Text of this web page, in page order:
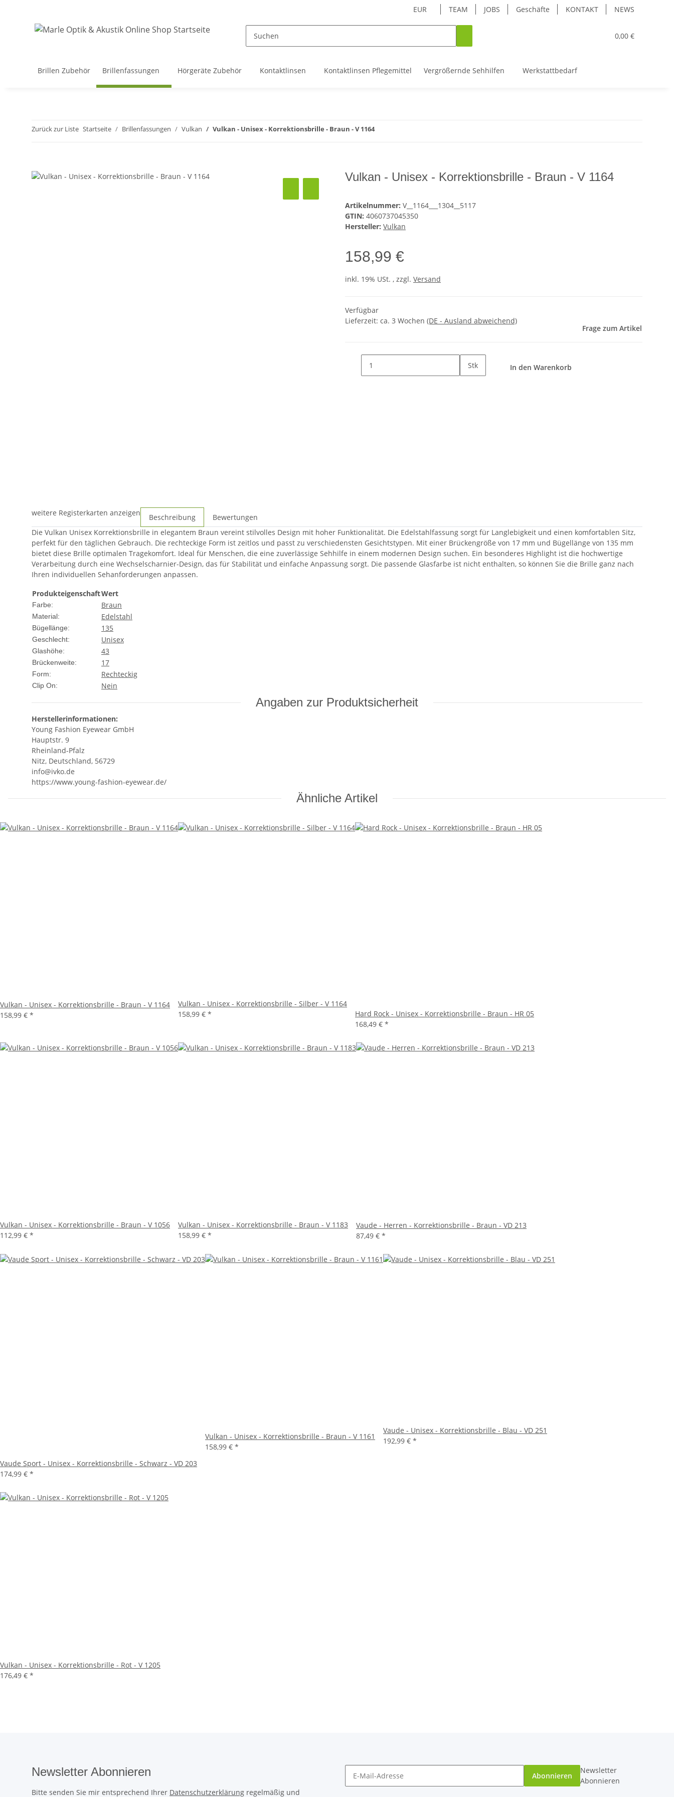
EUR TEAM JOBS Geschäfte KONTAKT NEWS
0,00 €
Brillen Zubehör Brillenfassungen Hörgeräte Zubehör Kontaktlinsen Kontaktlinsen Pflegemittel Vergrößernde Sehhilfen Werkstattbedarf
Zurück zur Liste Startseite Brillenfassungen Vulkan Vulkan - Unisex - Korrektionsbrille - Braun - V 1164
Vulkan - Unisex - Korrektionsbrille - Braun - V 1164
Artikelnummer: V__1164___1304__5117
GTIN: 4060737045350
Hersteller: Vulkan
158,99 €
inkl. 19% USt. , zzgl. Versand
Verfügbar
Lieferzeit: ca. 3 Wochen (DE - Ausland abweichend)
Frage zum Artikel
Stk In den Warenkorb
weitere Registerkarten anzeigen Beschreibung
Bewertungen
Die Vulkan Unisex Korrektionsbrille in elegantem Braun vereint stilvolles Design mit hoher Funktionalität. Die Edelstahlfassung sorgt für Langlebigkeit und einen komfortablen Sitz,
perfekt für den täglichen Gebrauch. Die rechteckige Form ist zeitlos und passt zu verschiedensten Gesichtstypen. Mit einer Brückengröße von 17 mm und Bügellänge von 135 mm
bietet diese Brille optimalen Tragekomfort. Ideal für Menschen, die eine zuverlässige Sehhilfe in einem modernen Design suchen. Ein besonderes Highlight ist die hochwertige
Verarbeitung durch eine Wechselscharnier-Design, das für Stabilität und einfache Anpassung sorgt. Die passende Glasfarbe ist nicht enthalten, so können Sie die Brille ganz nach
Ihren individuellen Sehanforderungen anpassen.
ProdukteigenschaftWert
Farbe: Braun
Material: Edelstahl
Bügellänge: 135
Geschlecht: Unisex
Glashöhe: 43
Brückenweite: 17
Form: Rechteckig
Clip On: Nein
Angaben zur Produktsicherheit
Herstellerinformationen:
Young Fashion Eyewear GmbH
Hauptstr. 9
Rheinland-Pfalz
Nitz, Deutschland, 56729
info@ivko.de
https://www.young-fashion-eyewear.de/
Ähnliche Artikel
Vulkan - Unisex - Korrektionsbrille - Braun - V 1164
158,99 € *
Vulkan - Unisex - Korrektionsbrille - Silber - V 1164
158,99 € *
Hard Rock - Unisex - Korrektionsbrille - Braun - HR 05
168,49 € *
Vulkan - Unisex - Korrektionsbrille - Braun - V 1056
112,99 € *
Vulkan - Unisex - Korrektionsbrille - Braun - V 1183
158,99 € *
Vaude - Herren - Korrektionsbrille - Braun - VD 213
87,49 € *
Vaude Sport - Unisex - Korrektionsbrille - Schwarz - VD 203
174,99 € *
Vulkan - Unisex - Korrektionsbrille - Braun - V 1161
158,99 € *
Vaude - Unisex - Korrektionsbrille - Blau - VD 251
192,99 € *
Vulkan - Unisex - Korrektionsbrille - Rot - V 1205
176,49 € *
Newsletter Abonnieren
Bitte senden Sie mir entsprechend Ihrer Datenschutzerklärung regelmäßig und
Abonnieren
Newsletter
Abonnieren